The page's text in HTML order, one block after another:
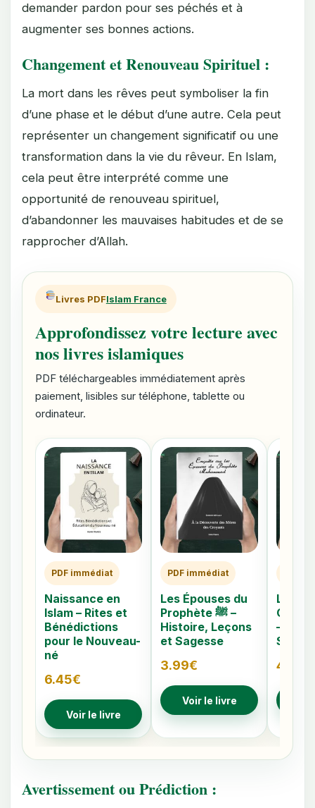
demander pardon pour ses péchés et à
augmenter ses bonnes actions.
Changement et Renouveau Spirituel :
La mort dans les rêves peut symboliser la fin
d’une phase et le début d’une autre. Cela peut
représenter un changement significatif ou une
transformation dans la vie du rêveur. En Islam,
cela peut être interprété comme une
opportunité de renouveau spirituel,
d’abandonner les mauvaises habitudes et de se
rapprocher d’Allah.
Livres PDFIslam France
Approfondissez votre lecture avec
nos livres islamiques
PDF téléchargeables immédiatement après
paiement, lisibles sur téléphone, tablette ou
ordinateur.
PDF immédiat
Naissance en
Islam – Rites et
Bénédictions
pour le Nouveau-
né
6.45€
Voir le livre
PDF immédiat
Les Épouses du
Prophète ﷺ –
Histoire, Leçons
et Sagesse
3.99€
Voir le livre
Les
–
4.79
Avertissement ou Prédiction :